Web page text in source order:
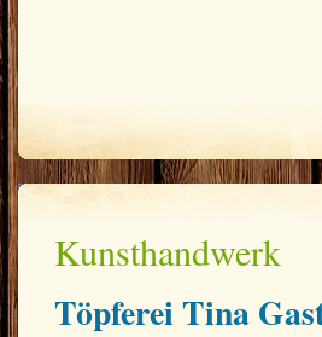
Kunsthandwerk
Töpferei Tina